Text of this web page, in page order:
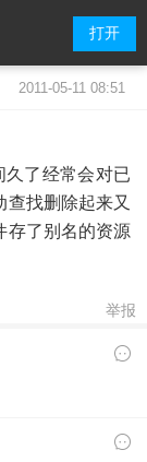
打开
2011-05-11 08:51
久了经常会对已
找删除起来又
存了别名的资源
举报